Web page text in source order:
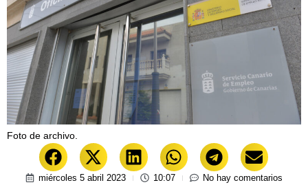
Foto de archivo.
miércoles 5 abril 2023 10:07
No hay comentarios